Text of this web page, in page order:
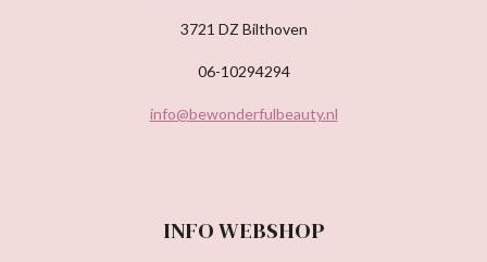
3721 DZ Bilthoven
06-10294294
info@bewonderfulbeauty.nl
INFO WEBSHOP